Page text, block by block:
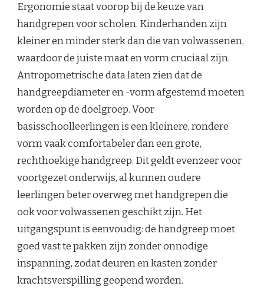
Ergonomie staat voorop bij de keuze van
handgrepen voor scholen. Kinderhanden zijn
kleiner en minder sterk dan die van volwassenen,
waardoor de juiste maat en vorm cruciaal zijn.
Antropometrische data laten zien dat de
handgreepdiameter en -vorm afgestemd moeten
worden op de doelgroep. Voor
basisschoolleerlingen is een kleinere, rondere
vorm vaak comfortabeler dan een grote,
rechthoekige handgreep. Dit geldt evenzeer voor
voortgezet onderwijs, al kunnen oudere
leerlingen beter overweg met handgrepen die
ook voor volwassenen geschikt zijn. Het
uitgangspunt is eenvoudig: de handgreep moet
goed vast te pakken zijn zonder onnodige
inspanning, zodat deuren en kasten zonder
krachtsverspilling geopend worden.